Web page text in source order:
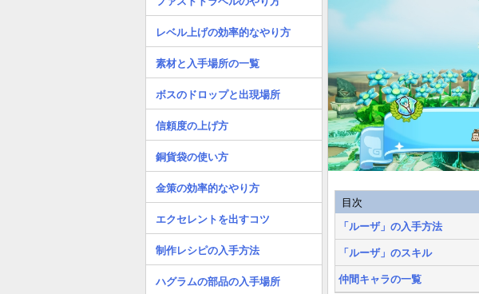
目次
「ルーザ」の入手方法
「ルーザ」のスキル
仲間キャラの一覧
レベル上げの効率的なやり方
素材と入手場所の一覧
ボスのドロップと出現場所
信頼度の上げ方
銅貨袋の使い方
金策の効率的なやり方
エクセレントを出すコツ
制作レシピの入手方法
ハグラムの部品の入手場所